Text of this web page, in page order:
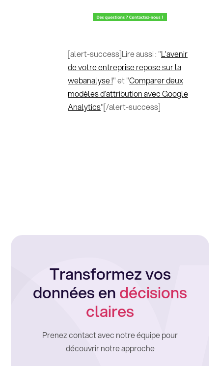
[alert-success]Lire aussi : "L’avenir
de votre entreprise repose sur la
webanalyse !" et "Comparer deux
modèles d’attribution avec Google
Analytics"[/alert-success]
Transformez vos
données endécisions
claires
Prenez contact avec notre équipe pour
découvrir notre approche